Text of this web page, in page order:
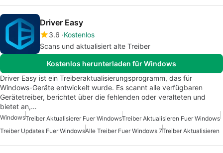
Driver Easy
3.6 Kostenlos
Scans und aktualisiert alte Treiber
Kostenlos herunterladen für Windows
Driver Easy ist ein Treiberaktualisierungsprogramm, das für
Windows-Geräte entwickelt wurde. Es scannt alle verfügbaren
Gerätetreiber, berichtet über die fehlenden oder veralteten und
bietet an,…
WindowsTreiber Aktualisierer Fuer WindowsTreiber Aktualisieren Fuer Windows
Treiber Updates Fuer WindowsAlle Treiber Fuer Windows 7Treiber Aktualisieren